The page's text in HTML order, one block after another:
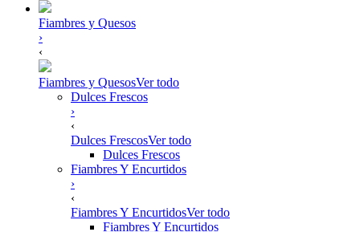
Fiambres y Quesos
›
‹
Fiambres y QuesosVer todo
Dulces Frescos
›
‹
Dulces FrescosVer todo
Dulces Frescos
Fiambres Y Encurtidos
›
‹
Fiambres Y EncurtidosVer todo
Fiambres Y Encurtidos